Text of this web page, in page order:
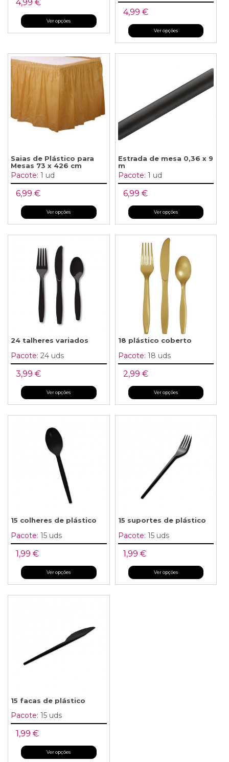
4,99 €
Ver opções
4,99 €
Ver opções
Saias de Plástico para
Mesas 73 x 426 cm
Pacote: 1 ud
6,99 €
Ver opções
Estrada de mesa 0,36 x 9
m
Pacote: 1 ud
6,99 €
Ver opções
24 talheres variados
Pacote: 24 uds
3,99 €
Ver opções
18 plástico coberto
Pacote: 18 uds
2,99 €
Ver opções
15 colheres de plástico
Pacote: 15 uds
1,99 €
Ver opções
15 suportes de plástico
Pacote: 15 uds
1,99 €
Ver opções
15 facas de plástico
Pacote: 15 uds
1,99 €
Ver opções